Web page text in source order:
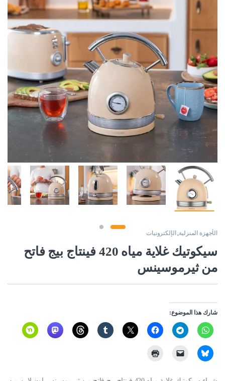
الأجهزة المنزلية, الإلكترونيات
سيكوتيك غلاية مياه 420 فينتاج بيج فاتح
من ثيرموسينس
شارك هذا الموضوع: